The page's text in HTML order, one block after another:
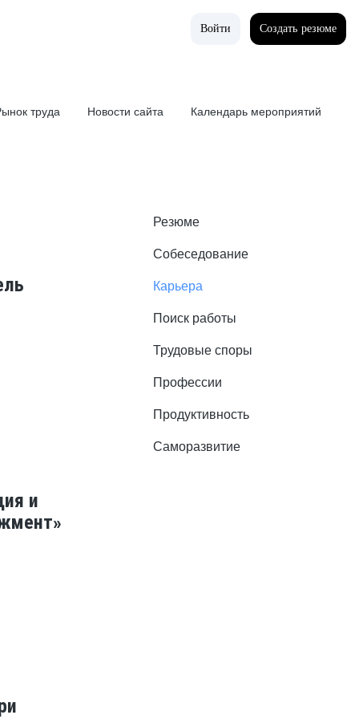
Войти Создать резюме
труда Новости сайта Календарь мероприятий
и
Резюме
Собеседование
Карьера
Поиск работы
Трудовые споры
Профессии
Продуктивность
Саморазвитие